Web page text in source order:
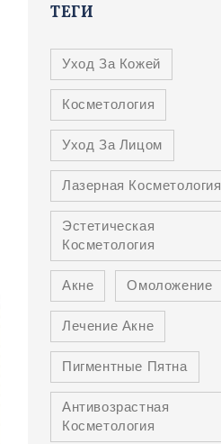
ТЕГИ
Уход За Кожей
Косметология
Уход За Лицом
Лазерная Косметология
Эстетическая
Косметология
Акне
Омоложение
Лечение Акне
Пигментные Пятна
Антивозрастная
Косметология